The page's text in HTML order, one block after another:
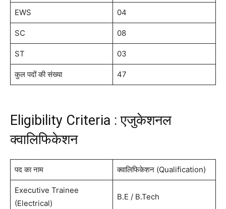
EWS 04
SC 08
ST 03
कुल पदों की संख्या 47
Eligibility Criteria : एजुकेशनल
क्वालिफिकेशन
पद का नाम क्वालिफिकेशन (Qualification)
Executive Trainee
(Electrical)
B.E / B.Tech